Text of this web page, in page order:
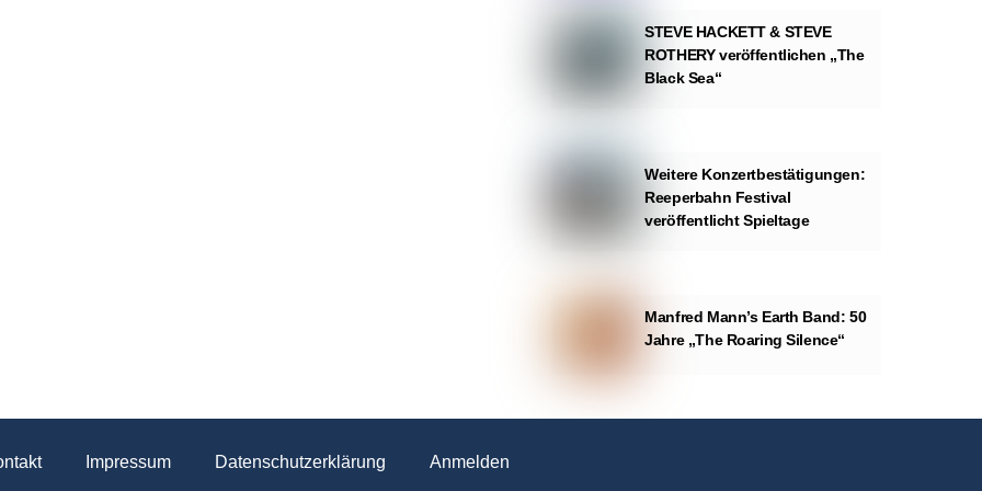
STEVE HACKETT & STEVE
ROTHERY veröffentlichen „The
Black Sea“
Weitere Konzertbestätigungen:
Reeperbahn Festival
veröffentlicht Spieltage
Manfred Mann’s Earth Band: 50
Jahre „The Roaring Silence“
Impressum Datenschutzerklärung Anmelden